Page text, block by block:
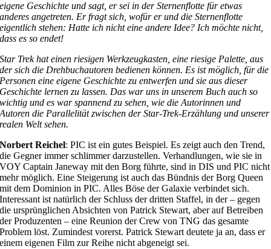
eigene Geschichte und sagt, er sei in der Sternenflotte für etwas
anderes angetreten. Er fragt sich, wofür er und die Sternenflotte
eigentlich stehen: Hatte ich nicht eine andere Idee? Ich möchte nicht,
dass es so endet!
Star Trek hat einen riesigen Werkzeugkasten, eine riesige Palette, aus
der sich die Drehbuchautoren bedienen können. Es ist möglich, für die
Personen eine eigene Geschichte zu entwerfen und sie aus dieser
Geschichte lernen zu lassen. Das war uns in unserem Buch auch so
wichtig und es war spannend zu sehen, wie die Autorinnen und
Autoren die Parallelität zwischen der Star-Trek-Erzählung und unserer
realen Welt sehen.
Norbert Reichel: PIC ist ein gutes Beispiel. Es zeigt auch den Trend,
die Gegner immer schlimmer darzustellen. Verhandlungen, wie sie in
VOY Captain Janeway mit den Borg führte, sind in DIS und PIC nicht
mehr möglich. Eine Steigerung ist auch das Bündnis der Borg Queen
mit dem Dominion in PIC. Alles Böse der Galaxie verbindet sich.
Interessant ist natürlich der Schluss der dritten Staffel, in der – gegen
die ursprünglichen Absichten von Patrick Stewart, aber auf Betreiben
der Produzenten – eine Reunion der Crew von TNG das gesamte
Problem löst. Zumindest vorerst. Patrick Stewart deutete ja an, dass er
einem eigenen Film zur Reihe nicht abgeneigt sei.